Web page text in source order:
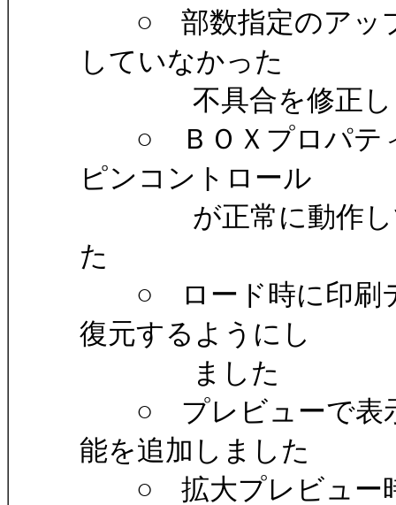
○ 部数指定のアップ
していなかった
不具合を修正し
○ ＢＯＸプロパティ
ピンコントロール
が正常に動作して
た
○ ロード時に印刷テ
復元するようにし
ました
○ プレビューで表示
能を追加しました
○ 拡大プレビュー時